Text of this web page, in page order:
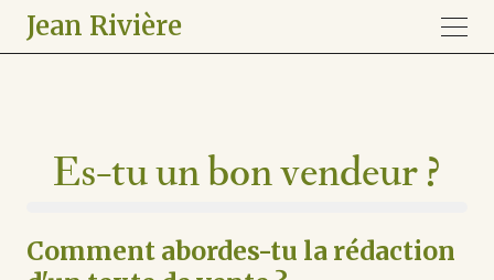
Jean Rivière
Es-tu un bon vendeur ?
Comment abordes-tu la rédaction